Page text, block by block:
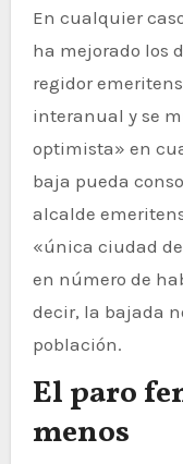
En cualquier
ha mejorado los
regidor
interanual y se
optimista» en
baja pueda
alcalde
«única ciudad
en número de
decir, la bajada
población.
El paro
menos